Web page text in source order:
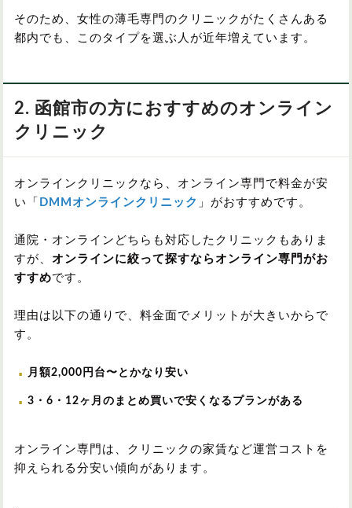
そのため、女性の薄毛専門のクリニックがたくさんある
都内でも、このタイプを選ぶ人が近年増えています。
2. 函館市の方におすすめのオンライン
クリニック
オンラインクリニックなら、オンライン専門で料金が安
い「 DMMオンラインクリニック 」がおすすめです。
通院・オンラインどちらも対応したクリニックもありま
すが、 オンラインに絞って探すならオンライン専門がお
すすめです。
理由は以下の通りで、料金面でメリットが大きいからで
す。
月額2,000円台〜とかなり安い
3・6・12ヶ月のまとめ買いで安くなるプランがある
オンライン専門は、クリニックの家賃など運営コストを
抑えられる分安い傾向があります。